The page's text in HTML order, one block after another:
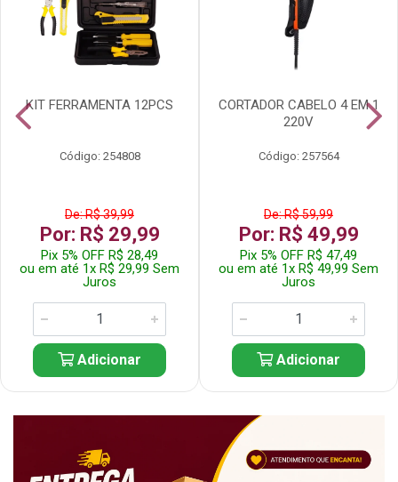
KIT FERRAMENTA 12PCS
Código: 254808
De: R$ 39,99
Por: R$ 29,99
Pix 5% OFF R$ 28,49
ou em até 1x R$ 29,99 Sem
Juros
Adicionar
CORTADOR CABELO 4 EM 1
220V
Código: 257564
De: R$ 59,99
Por: R$ 49,99
Pix 5% OFF R$ 47,49
ou em até 1x R$ 49,99 Sem
Juros
Adicionar